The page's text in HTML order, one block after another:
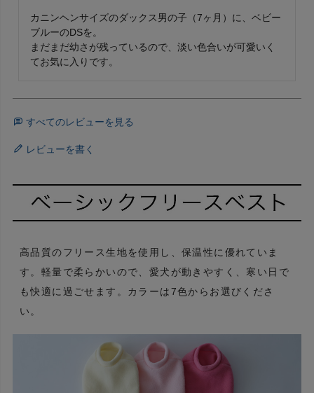
カニンヘンサイズのダックス男の子（7ヶ月）に、ベビー
ブルーのDSを。
まだまだ幼さが残っているので、淡い色合いが可愛いく
てお気に入りです。
すべてのレビューを見る
レビューを書く
高品質のフリース生地を使用し、保温性に優れていま
す。軽量で柔らかいので、愛犬が動きやすく、寒い日で
も快適に過ごせます。カラーは7色からお選びくださ
い。